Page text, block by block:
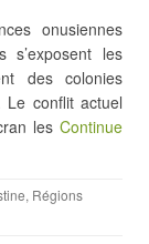
onusiennes
s’exposent les
des colonies
Le conflit actuel
les Continue
, Régions